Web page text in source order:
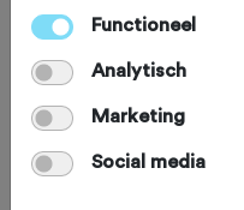
Epic van start,
acht etappes
Een bijzonder
Functioneel
Analytisch
Marketing
Social media